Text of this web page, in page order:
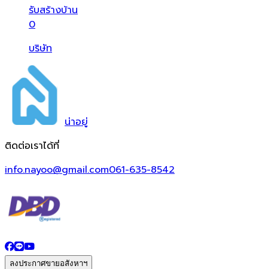
รับสร้างบ้าน
0
บริษัท
น่าอยู่
ติดต่อเราได้ที่
info.nayoo@gmail.com061-635-8542
ลงประกาศขายอสังหาฯ